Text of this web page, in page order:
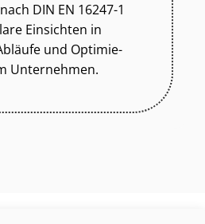
DIN EN 16247-1
Einsichten in
und Op­ti­mie­
Unternehmen.